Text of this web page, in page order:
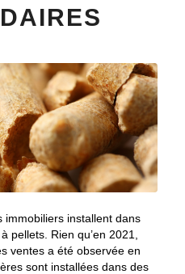
immobiliers installent dans
pellets. Rien qu’en 2021,
ventes a été observée en
sont installées dans des